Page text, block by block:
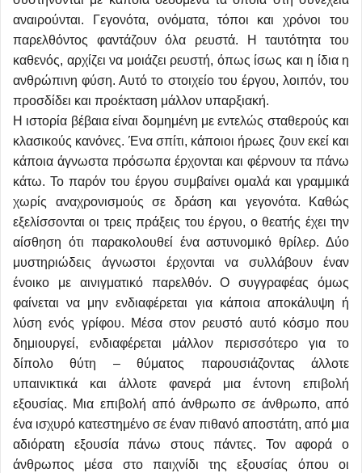
αναιρούνται. Γεγονότα, ονόματα, τόποι και χρόνοι του
παρελθόντος φαντάζουν όλα ρευστά. Η ταυτότητα του
καθενός, αρχίζει να μοιάζει ρευστή, όπως ίσως και η ίδια η
ανθρώπινη φύση. Αυτό το στοιχείο του έργου, λοιπόν, του
προσδίδει και προέκταση μάλλον υπαρξιακή.
Η ιστορία βέβαια είναι δομημένη με εντελώς σταθερούς και
κλασικούς κανόνες. Ένα σπίτι, κάποιοι ήρωες ζουν εκεί και
κάποια άγνωστα πρόσωπα έρχονται και φέρνουν τα πάνω
κάτω. Το παρόν του έργου συμβαίνει ομαλά και γραμμικά
χωρίς αναχρονισμούς σε δράση και γεγονότα. Καθώς
εξελίσσονται οι τρεις πράξεις του έργου, ο θεατής έχει την
αίσθηση ότι παρακολουθεί ένα αστυνομικό θρίλερ. Δύο
μυστηριώδεις άγνωστοι έρχονται να συλλάβουν έναν
ένοικο με αινιγματικό παρελθόν. Ο συγγραφέας όμως
φαίνεται να μην ενδιαφέρεται για κάποια αποκάλυψη ή
λύση ενός γρίφου. Μέσα στον ρευστό αυτό κόσμο που
δημιουργεί, ενδιαφέρεται μάλλον περισσότερο για το
δίπολο θύτη – θύματος παρουσιάζοντας άλλοτε
υπαινικτικά και άλλοτε φανερά μια έντονη επιβολή
εξουσίας. Μια επιβολή από άνθρωπο σε άνθρωπο, από
ένα ισχυρό κατεστημένο σε έναν πιθανό αποστάτη, από μια
αδιόρατη εξουσία πάνω στους πάντες. Τον αφορά ο
άνθρωπος μέσα στο παιχνίδι της εξουσίας όπου οι